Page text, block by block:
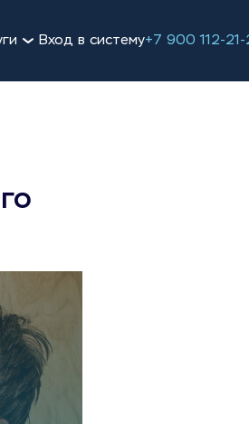
Вход в систему+7 900 112-